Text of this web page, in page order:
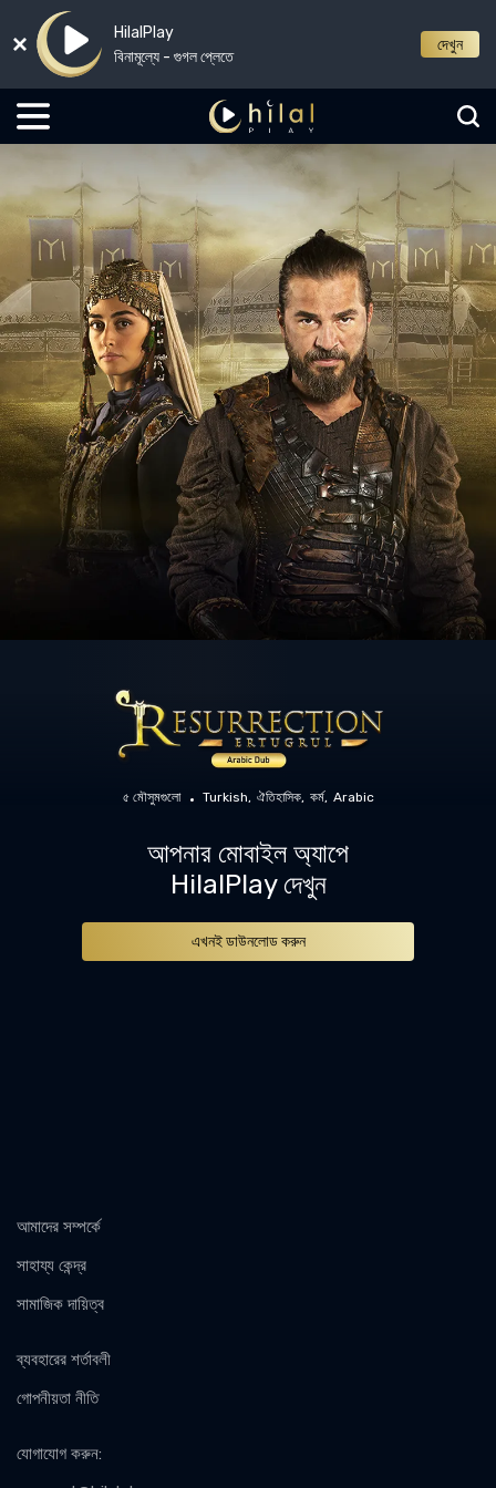
HilalPlay
বিনামূল্যে - গুগল প্লেতে
দেখুন
৫ মৌসুমগুলো Turkish ঐতিহাসিক কর্ম Arabic
আপনার মোবাইল অ্যাপে
HilalPlay দেখুন
এখনই ডাউনলোড করুন
আমাদের সম্পর্কে
সাহায্য কেন্দ্র
সামাজিক দায়িত্ব
ব্যবহারের শর্তাবলী
গোপনীয়তা নীতি
যোগাযোগ করুন: